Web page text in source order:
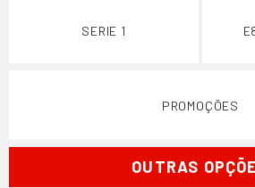
SERIE 1
PROMOÇÕES
OUTRAS